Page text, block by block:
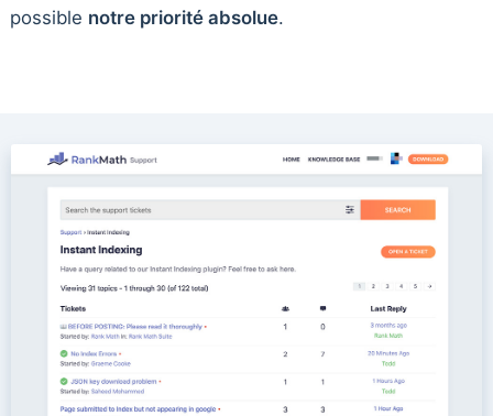
possible notre priorité absolue.